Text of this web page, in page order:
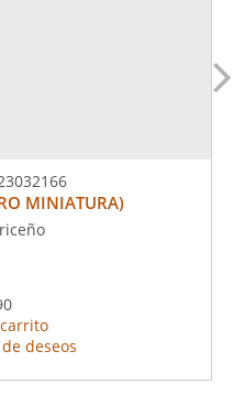
MINIATURA)
deseos